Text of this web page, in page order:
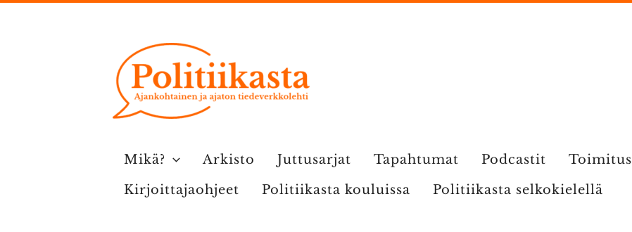
Mikä? Arkisto Juttusarjat Tapahtumat Podcastit Toimitus
Kirjoittajaohjeet
Politiikasta kouluissa Politiikasta selkokielellä